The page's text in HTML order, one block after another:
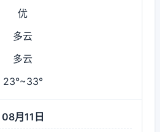
优
多云
多云
23°~33°
08月11日